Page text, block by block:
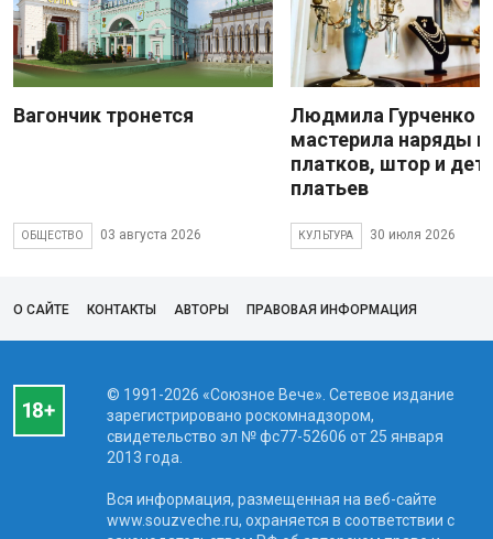
Вагончик тронется
ОБЩЕСТВО 03 августа 2026
Людмила Гурченко
мастерила наряды
платков, штор и
платьев
КУЛЬТУРА 30 июля 2026
О САЙТЕ КОНТАКТЫ АВТОРЫ ПРАВОВАЯ ИНФОРМАЦИЯ
© 1991-2026 «Союзное Вече». Сетевое издание
зарегистрировано роскомнадзором,
свидетельство эл № фc77-52606 от 25 января
2013 года.
Вся информация, размещенная на веб-сайте
www.souzveche.ru, охраняется в соответствии с